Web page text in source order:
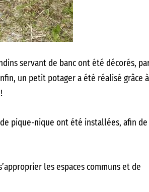
servant de banc ont été décorés,
un petit potager a été réalisé grâce
pique-nique ont été installées, afin
les espaces communs et de